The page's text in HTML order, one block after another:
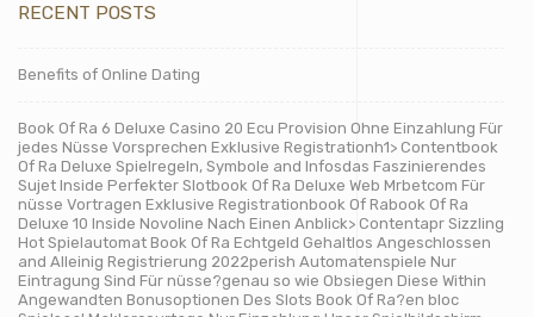
RECENT POSTS
Benefits of Online Dating
Book Of Ra 6 Deluxe Casino 20 Ecu Provision Ohne Einzahlung Für
jedes Nüsse Vorsprechen Exklusive Registrationh1> Contentbook
Of Ra Deluxe Spielregeln, Symbole and Infosdas Faszinierendes
Sujet Inside Perfekter Slotbook Of Ra Deluxe Web Mrbetcom Für
nüsse Vortragen Exklusive Registrationbook Of Rabook Of Ra
Deluxe 10 Inside Novoline Nach Einen Anblick> Contentapr Sizzling
Hot Spielautomat Book Of Ra Echtgeld Gehaltlos Angeschlossen
and Alleinig Registrierung 2022perish Automatenspiele Nur
Eintragung Sind Für nüsse?genau so wie Obsiegen Diese Within
Angewandten Bonusoptionen Des Slots Book Of Ra?en bloc